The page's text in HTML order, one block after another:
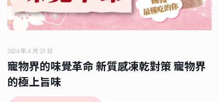
2024 年 4 月 19 日
寵物界的味覺革命 新質感凍乾對策 寵物界
的極上旨味